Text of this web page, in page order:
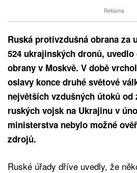
Reklama
Ruská protivzdušná obrana za
524 ukrajinských dronů,
obrany v Moskvě. V době
oslavy konce druhé světové
největších vzdušných útoků od
ruských vojsk na Ukrajinu v
ministerstva nebylo možné
zdrojů.
Ruské úřady dříve uvedly, že